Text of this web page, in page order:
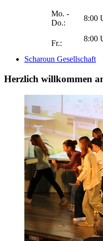
Mo. -
Do.:
8:00
Fr.:
8:00
Scharoun Gesellschaft
Herzlich willkommen